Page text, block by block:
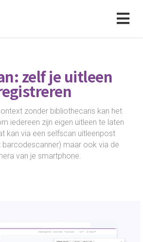
zelf je uitleen
zonder bibliothecaris kan het
iedereen zijn eigen uitleen te laten
kan via een selfscan uitleenpost
maar ook via de
van je smartphone.